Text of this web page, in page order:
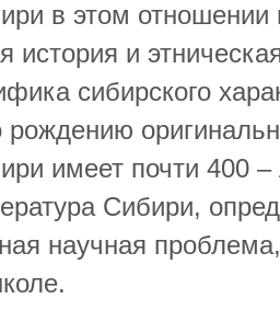
в этом
история и
сибирского
рождению
имеет почти 400
Сибири,
научная